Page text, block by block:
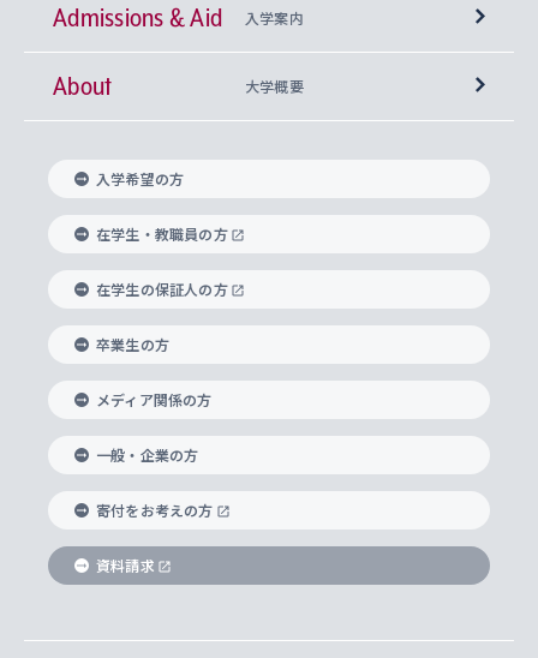
文学部
総合人間科学部
経済学部
外国語学部
総合グローバル学部
国際教養学部
理工学部
Futures） – 持続可能な未来を考える６学科連携
上智大学の全学共通教育
基盤教育センター
キリスト教人間学
身体知
思考と表現
データサイエンス
上智大学の語学教育
言語教育研究センター
上智大学のグローバル教育
グローバル教育センター
上智大学で学ぶ
海外で学ぶ
学びのサポート
大学院
神学研究科
実践宗教学研究科
総合人間科学研究科
助産学専攻科
生涯学習
キリスト教文化研究所
中世思想研究所
国際言語情報研究所
グローバル・コンサーン研究所
比較文化研究所
ヨーロッパ研究所
アジア文化研究所
アメリカ・カナダ研究所
Sophia Open Research Weeks (SORW)
産官学連携
知的財産
研究支援制度
重点領域研究・自由課題研究
研究活動に関する法令・研究費の使用について
学期区分と授業時間割
課外活動
課外教育プログラム
ボランティア活動
グローバルな学びのコミュニティ
学生の相談窓口
心身の健康相談
ハラスメント防止の取り組み
障がいのある学生への支援
キャリア形成サポート
キャリア形成支援プログラム
就職（内定先）・進路統計
企業の採用ご担当者様へのご案内
住まいのサポート
Admissions & Aid 入学案内
上智大学で取得できる学位
入れの方針）
科目等履修生
研究生・外国人特別研究生・国費留学生
交換留学生(海外大学から上智大学で学ぶ)
ノンディグリー生
Sophia Short-term Program受講生
学費・奨学金
学部入学前に出願する奨学金
About 大学概要
理事長・学長メッセージ
学長・副学長紹介
上智大学の精神
上智大学の理念
上智大学の沿革
ソフィア・アーカイブズ
上智大学とカトリック
グローバルエンゲージメント
上智大学を訪れた世界の知性
国連Weeks・アフリカWeeks
ダイバーシティ＆サステナビリティへの取り組み
上智大学公式ソーシャルメディア
学校法人上智学院について
数字で見る上智大学
上智大学のネットワーク
上智大学の出版物
入学希望の方
在学生・教職員の方
在学生の保証人の方
卒業生の方
メディア関係の方
一般・企業の方
寄付をお考えの方
資料請求